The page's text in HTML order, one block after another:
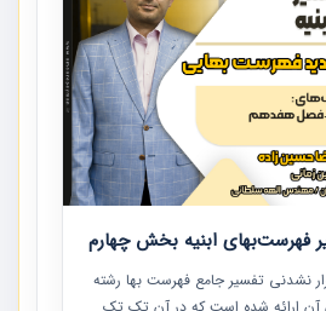
این دوره استفاده نمایند.
فهرست‌بهای ابنیه بخش چهارم
نشدنی تفسیر جامع فهرست بها رشته